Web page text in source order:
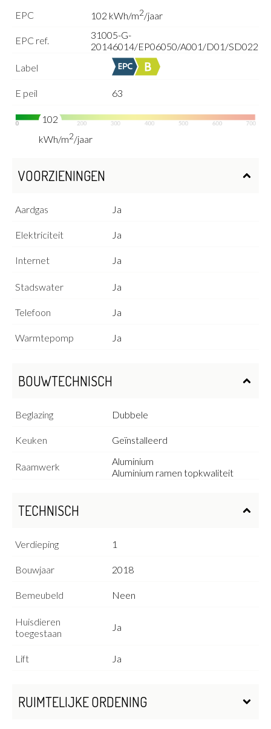
EPC 102 kWh/m2/jaar
EPC ref.
31005-G-
20146014/EP06050/A001/D01/SD022
Label
E peil 63
102
kWh/m2/jaar
VOORZIENINGEN
Aardgas Ja
Elektriciteit Ja
Internet Ja
Stadswater Ja
Telefoon Ja
Warmtepomp Ja
BOUWTECHNISCH
Beglazing Dubbele
Keuken Geïnstalleerd
Raamwerk
Aluminium
Aluminium ramen topkwaliteit
TECHNISCH
Verdieping 1
Bouwjaar 2018
Bemeubeld Neen
Huisdieren
toegestaan
Ja
Lift Ja
RUIMTELIJKE ORDENING